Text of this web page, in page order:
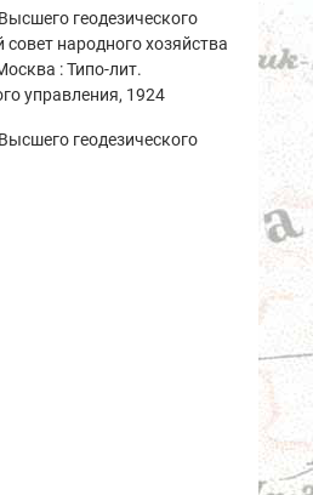
геодезического
народного хозяйства
: Типо-лит.
управления, 1924
геодезического